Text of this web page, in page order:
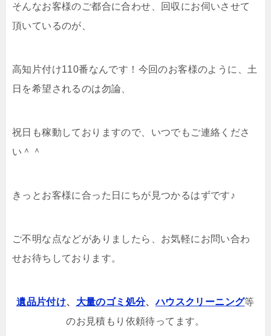
そんなお客様のご都合に合わせ、回収にお伺いさせて
頂いているのが、
高知片付け110番なんです！今回のお客様のように、土
日を希望されるのは勿論、
祝日も稼動しておりますので、いつでもご連絡くださ
い＾＾
きっとお客様に合った日にちが見つかるはずです♪
ご不明な点などがありましたら、お気軽にお問い合わ
せお待ちしております。
遺品片付け、 大量のゴミ処分、ハウスクリーニング等
のお見積もり依頼待ってます。